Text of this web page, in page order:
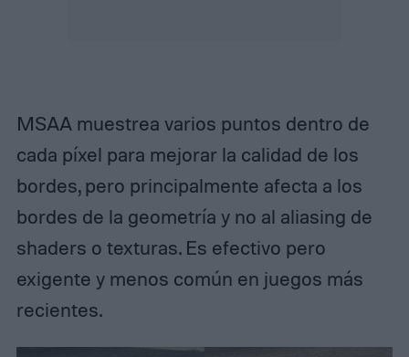
MSAA muestrea varios puntos dentro de
cada píxel para mejorar la calidad de los
bordes, pero principalmente afecta a los
bordes de la geometría y no al aliasing de
shaders o texturas. Es efectivo pero
exigente y menos común en juegos más
recientes.